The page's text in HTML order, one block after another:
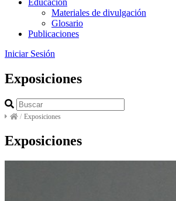
Educación
Materiales de divulgación
Glosario
Publicaciones
Iniciar Sesión
Exposiciones
/ Exposiciones
Exposiciones